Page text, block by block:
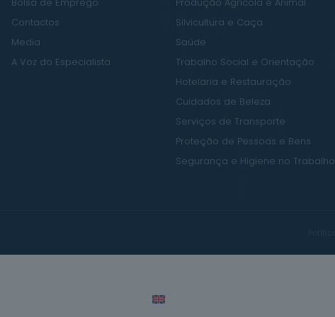
Bolsa de Emprego
Contactos
Media
A Voz do Especialista
Produção Agrícola e Animal
Silvicultura e Caça
Saúde
Trabalho Social e Orientação
Hotelaria e Restauração
Cuidados de Beleza
Serviços de Transporte
Proteção de Pessoas e Bens
Segurança e Higiene no Trabalho